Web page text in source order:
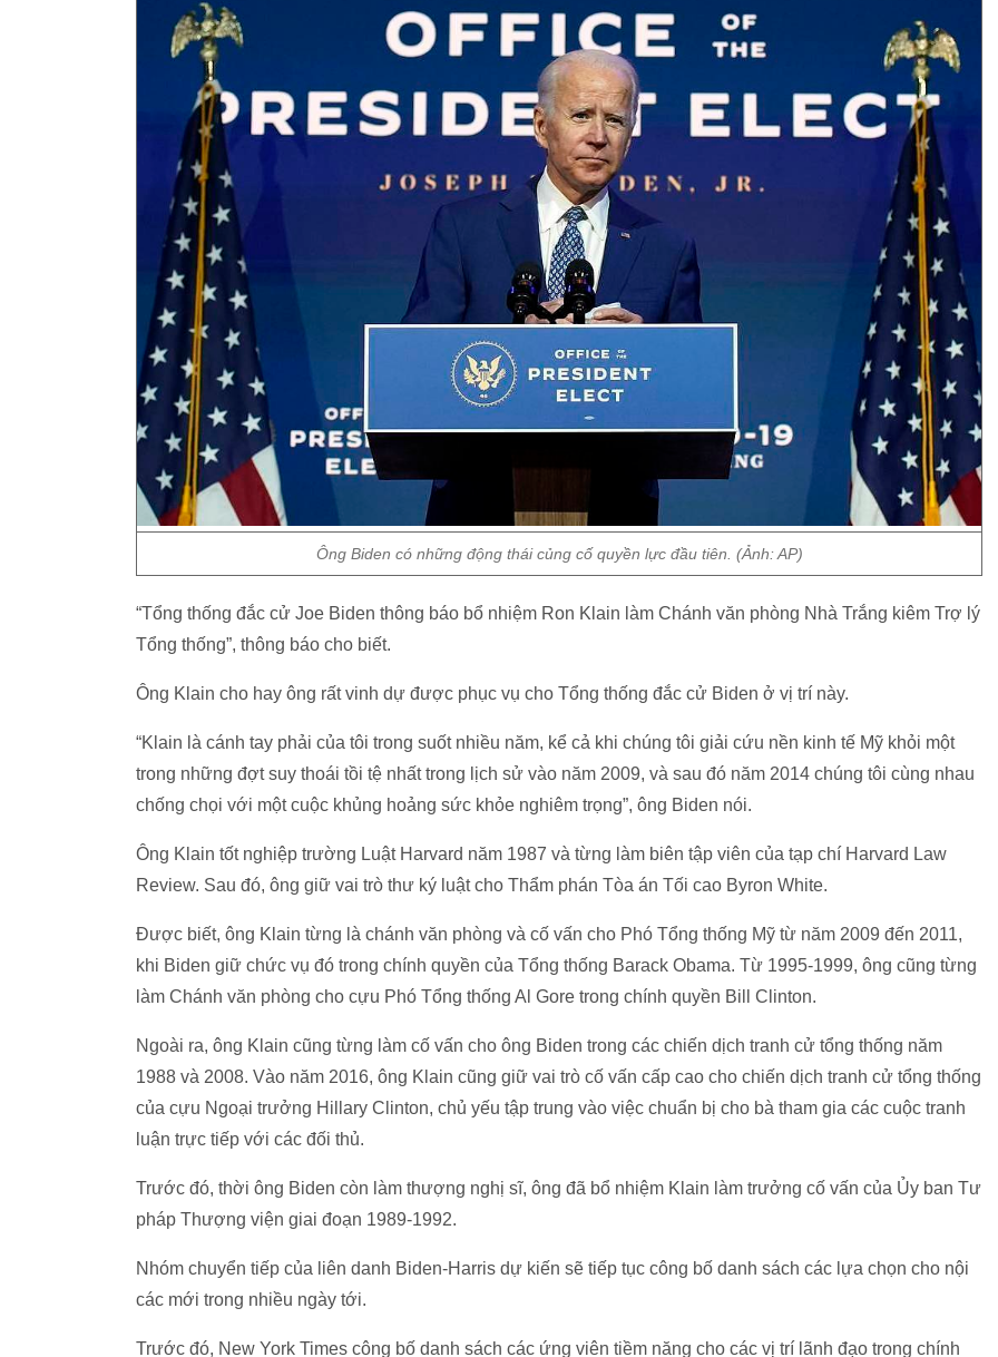
Ông Biden có những động thái củng cố quyền lực đầu tiên. (Ảnh: AP)
“Tổng thống đắc cử Joe Biden thông báo bổ nhiệm Ron Klain làm Chánh văn phòng Nhà Trắng kiêm Trợ lý
Tổng thống”, thông báo cho biết.
Ông Klain cho hay ông rất vinh dự được phục vụ cho Tổng thống đắc cử Biden ở vị trí này.
“Klain là cánh tay phải của tôi trong suốt nhiều năm, kể cả khi chúng tôi giải cứu nền kinh tế Mỹ khỏi một
trong những đợt suy thoái tồi tệ nhất trong lịch sử vào năm 2009, và sau đó năm 2014 chúng tôi cùng nhau
chống chọi với một cuộc khủng hoảng sức khỏe nghiêm trọng”, ông Biden nói.
Ông Klain tốt nghiệp trường Luật Harvard năm 1987 và từng làm biên tập viên của tạp chí Harvard Law
Review. Sau đó, ông giữ vai trò thư ký luật cho Thẩm phán Tòa án Tối cao Byron White.
Được biết, ông Klain từng là chánh văn phòng và cố vấn cho Phó Tổng thống Mỹ từ năm 2009 đến 2011,
khi Biden giữ chức vụ đó trong chính quyền của Tổng thống Barack Obama. Từ 1995-1999, ông cũng từng
làm Chánh văn phòng cho cựu Phó Tổng thống Al Gore trong chính quyền Bill Clinton.
Ngoài ra, ông Klain cũng từng làm cố vấn cho ông Biden trong các chiến dịch tranh cử tổng thống năm
1988 và 2008. Vào năm 2016, ông Klain cũng giữ vai trò cố vấn cấp cao cho chiến dịch tranh cử tổng thống
của cựu Ngoại trưởng Hillary Clinton, chủ yếu tập trung vào việc chuẩn bị cho bà tham gia các cuộc tranh
luận trực tiếp với các đối thủ.
Trước đó, thời ông Biden còn làm thượng nghị sĩ, ông đã bổ nhiệm Klain làm trưởng cố vấn của Ủy ban Tư
pháp Thượng viện giai đoạn 1989-1992.
Nhóm chuyển tiếp của liên danh Biden-Harris dự kiến sẽ tiếp tục công bố danh sách các lựa chọn cho nội
các mới trong nhiều ngày tới.
Trước đó, New York Times công bố danh sách các ứng viên tiềm năng cho các vị trí lãnh đạo trong chính